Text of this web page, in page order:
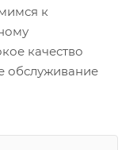
к
качество
обслуживание